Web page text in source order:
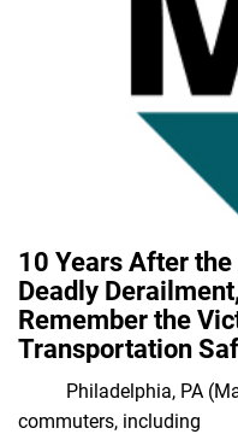
10 Years After
Deadly
Remember the
Transportation
Philadelphia, PA
commuters, including